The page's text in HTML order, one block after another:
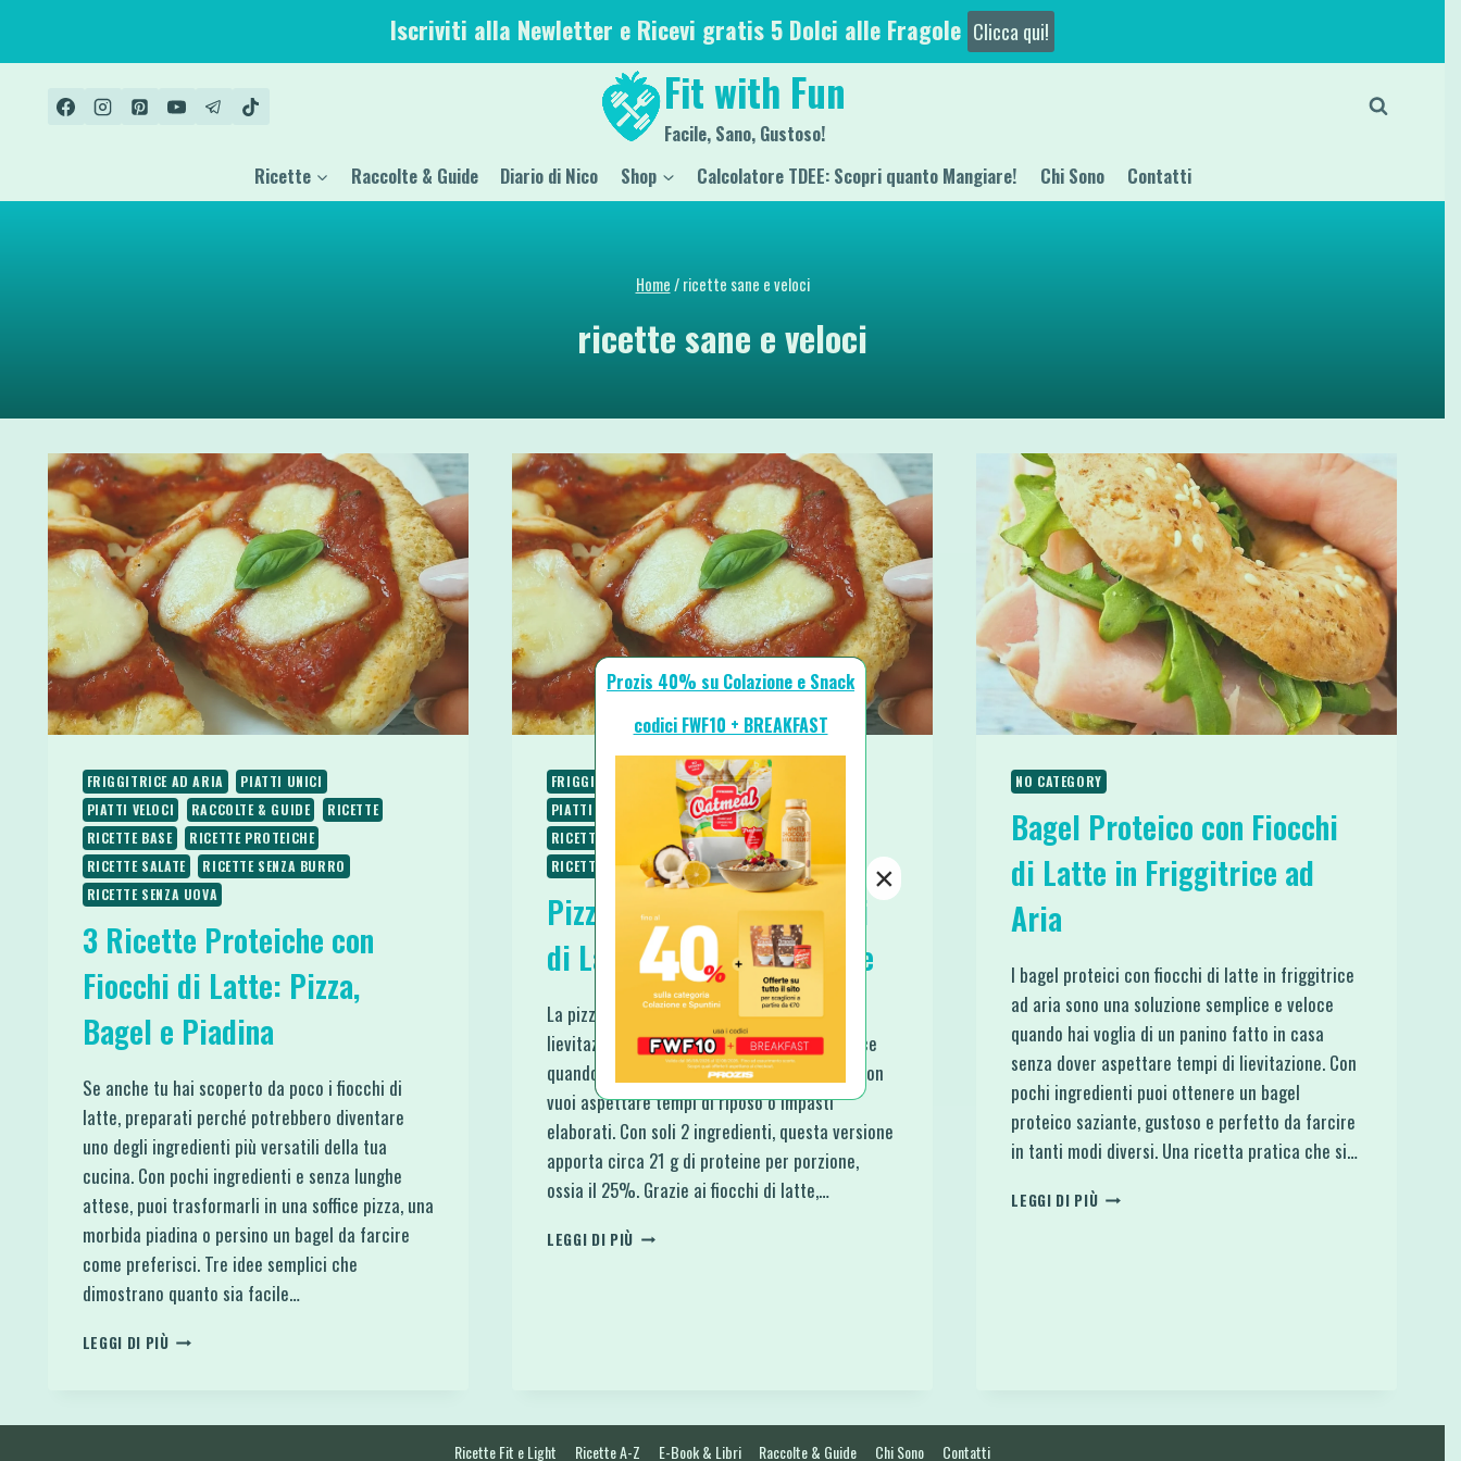
contenuto
Iscriviti alla Newletter e Ricevi gratis 5 Dolci alle Fragole Clicca qui!
Fit with Fun
Facile, Sano, Gustoso!
Ricette Raccolte & Guide Diario di Nico Shop Calcolatore TDEE: Scopri quanto Mangiare! Chi Sono Contatti
Home/ ricette sane e veloci
ricette sane e veloci
FRIGGITRICE AD ARIA
PIATTI UNICI
PIATTI VELOCI
RACCOLTE & GUIDE
RICETTE
RICETTE BASE
RICETTE PROTEICHE
RICETTE SALATE
RICETTE SENZA BURRO
RICETTE SENZA UOVA
3 Ricette Proteiche con
Fiocchi di Latte: Pizza,
Bagel e Piadina
Se anche tu hai scoperto da poco i fiocchi di
latte, preparati perché potrebbero diventare
uno degli ingredienti più versatili della tua
cucina. Con pochi ingredienti e senza lunghe
attese, puoi trasformarli in una soffice pizza, una
morbida piadina o persino un bagel da farcire
come preferisci. Tre idee semplici che
dimostrano quanto sia facile…
LEGGI DI PIÙ3
FIOCCHI
FRIGGITRICE AD ARIA
PIATTI UNICI
PIATTI VELOCI
RICETTE
RICETTE BASE
RICETTE PROTEICHE
RICETTE SALATE
RICETTE SENZA BURRO
RICETTE SENZA UOVA
Pizza Proteica con Fiocchi
di Latte Senza Lievitazione
La pizza proteica con fiocchi di latte senza
lievitazione è una soluzione semplice e veloce
quando hai voglia di pizza fatta in casa ma non
vuoi aspettare tempi di riposo o impasti
elaborati. Con soli 2 ingredienti, questa versione
apporta circa 21 g di proteine per porzione,
ossia il 25%. Grazie ai fiocchi di latte,…
LEGGI DI PIÙ PIZZA
NO CATEGORY
Bagel Proteico con Fiocchi
di Latte in Friggitrice ad
Aria
I bagel proteici con fiocchi di latte in friggitrice
ad aria sono una soluzione semplice e veloce
quando hai voglia di un panino fatto in casa
senza dover aspettare tempi di lievitazione. Con
pochi ingredienti puoi ottenere un bagel
proteico saziante, gustoso e perfetto da farcire
in tanti modi diversi. Una ricetta pratica che si…
LEGGI DI PIÙBAGEL
Ricette Fit e Light Ricette A-Z E-Book & Libri Raccolte & Guide Chi Sono Contatti
Prozis 40% su Colazione e Snack
codici FWF10 + BREAKFAST
×